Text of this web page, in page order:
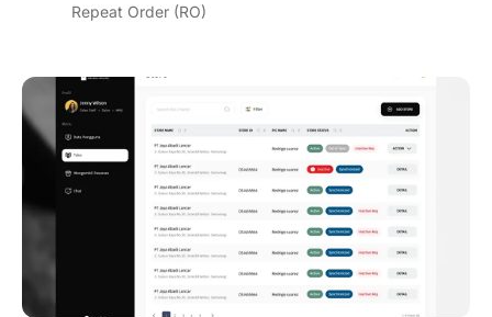
Repeat Order (RO)